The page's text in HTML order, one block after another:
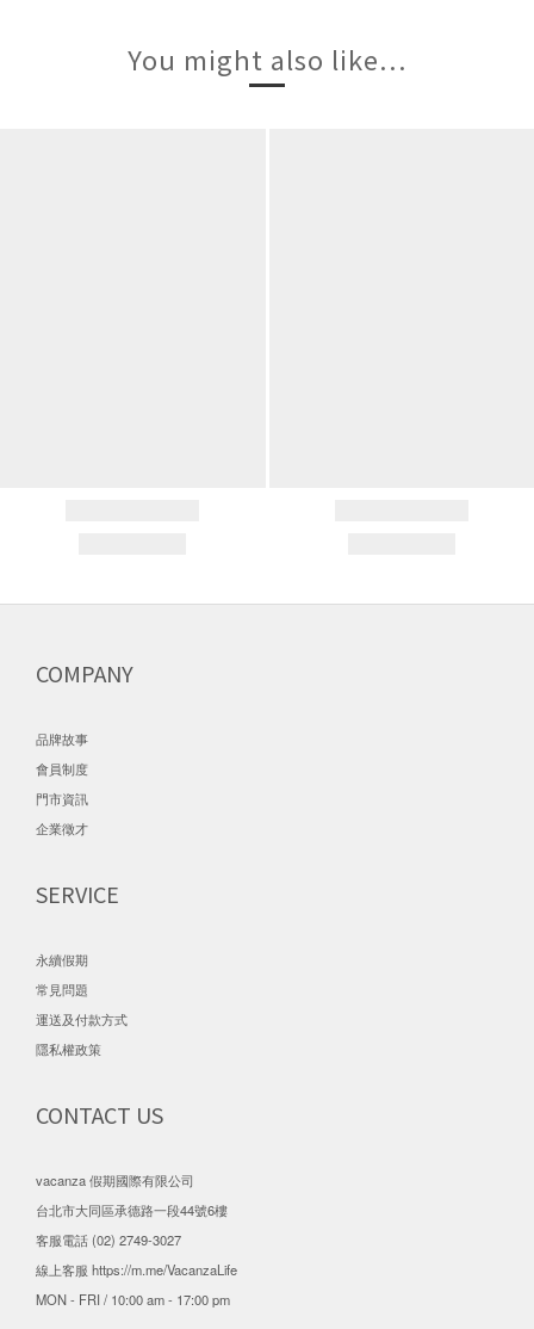
You might also like...
COMPANY
品牌故事
會員制度
門市資訊
企業徵才
SERVICE
永續假期
常見問題
運送及付款方式
隱私權政策
CONTACT US
vacanza 假期國際有限公司
台北市大同區承德路一段44號6樓
客服電話 (02) 2749-3027
線上客服 https://m.me/VacanzaLife
MON - FRI / 10:00 am - 17:00 pm